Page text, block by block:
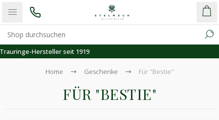
Kostenloser Versand
Home Geschenke Für "Bestie"
FÜR "BESTIE"